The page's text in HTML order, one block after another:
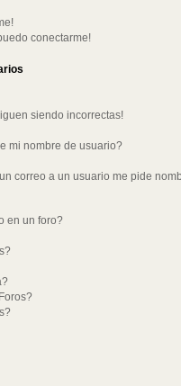
conectarme!
siendo incorrectas!
mi nombre de usuario?
correo a un usuario me pide
en un foro?